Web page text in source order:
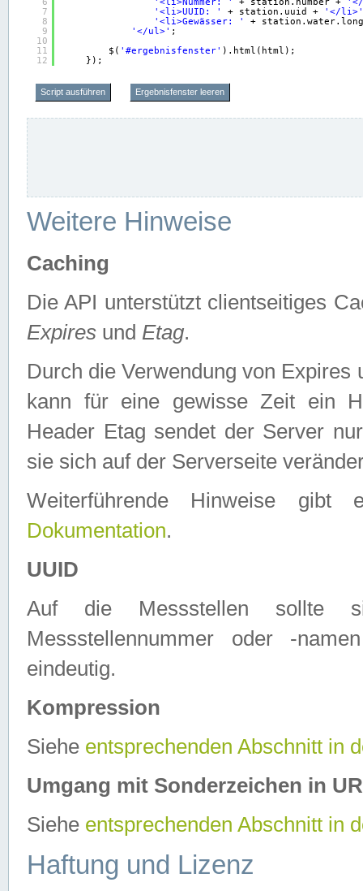
7
8
9
10
11
12
'<li>UUID: '
+ station.uuid +
'</li>'
'<li>Gewässer: '
+
'</ul>' ;
$( '#ergebnisfenster' ).html(html);
});
Script ausführen Ergebnisfenster leeren
Weitere Hinweise
Caching
Die API unterstützt clientseitiges
Expires und Etag.
Durch die Verwendung von
kann für eine gewisse Zeit ein
Header Etag sendet der Server
sie sich auf der Serverseite
Weiterführende Hinweise
Dokumentation.
UUID
Auf die Messstellen sollte
Messstellennummer oder -
eindeutig.
Kompression
Siehe entsprechenden Abschnitt in
Umgang mit Sonderzeichen in
Siehe entsprechenden Abschnitt in
Haftung und Lizenz